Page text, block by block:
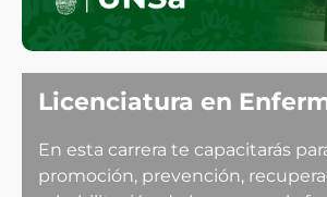
Licenciatura en
En esta carrera te capacitarás
promoción, prevención,